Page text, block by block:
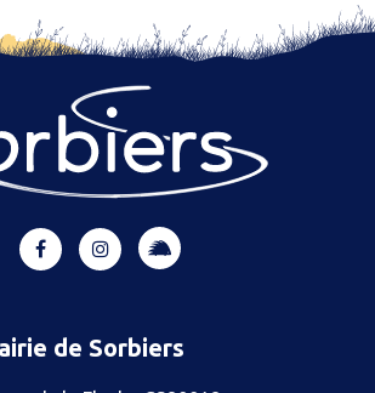
Lien
compte
Lien
compte
Lien
compte
de Sorbiers